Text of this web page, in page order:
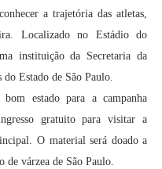
a trajetória das atletas,
Localizado no Estádio do
instituição da Secretaria da
Estado de São Paulo.
estado para a campanha
gratuito para visitar a
O material será doado a
de várzea de São Paulo.